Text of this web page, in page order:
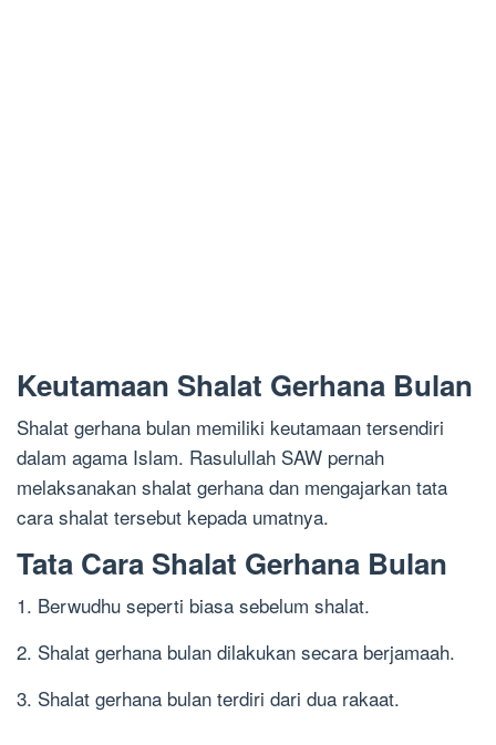
Keutamaan Shalat Gerhana Bulan
Shalat gerhana bulan memiliki keutamaan tersendiri
dalam agama Islam. Rasulullah SAW pernah
melaksanakan shalat gerhana dan mengajarkan tata
cara shalat tersebut kepada umatnya.
Tata Cara Shalat Gerhana Bulan
1. Berwudhu seperti biasa sebelum shalat.
2. Shalat gerhana bulan dilakukan secara berjamaah.
3. Shalat gerhana bulan terdiri dari dua rakaat.